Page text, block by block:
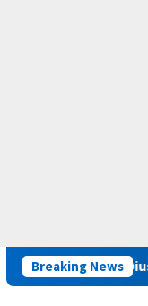
Breaking News
Diusulkan Terima